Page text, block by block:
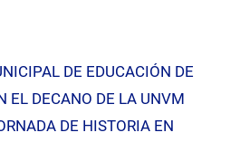
DE EDUCACIÓN DE
EL DECANO DE LA UNVM
DE HISTORIA EN